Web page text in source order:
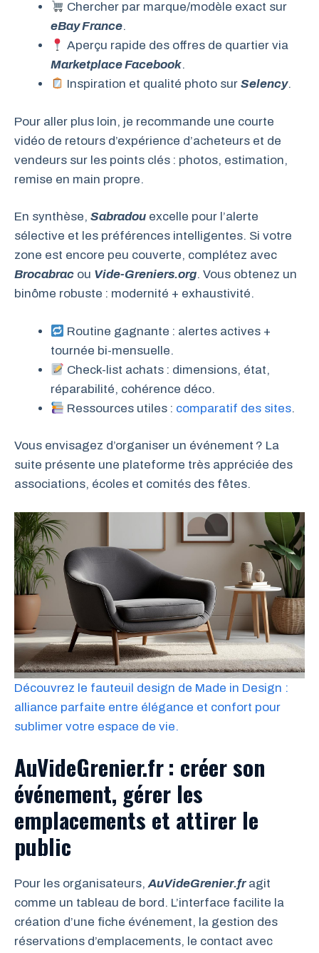
Chercher par marque/modèle exact sur
eBay France.
Aperçu rapide des offres de quartier via
Marketplace Facebook.
Inspiration et qualité photo surSelency.
Pour aller plus loin, je recommande une courte
vidéo de retours d’expérience d’acheteurs et de
vendeurs sur les points clés : photos, estimation,
remise en main propre.
En synthèse, Sabradou excelle pour l’alerte
sélective et les préférences intelligentes. Si votre
zone est encore peu couverte, complétez avec
Brocabrac ou Vide-Greniers.org. Vous obtenez un
binôme robuste : modernité + exhaustivité.
Routine gagnante : alertes actives +
tournée bi-mensuelle.
Check-list achats : dimensions, état,
réparabilité, cohérence déco.
Ressources utiles : comparatif des sites.
Vous envisagez d’organiser un événement ? La
suite présente une plateforme très appréciée des
associations, écoles et comités des fêtes.
Découvrez le fauteuil design de Made in Design :
alliance parfaite entre élégance et confort pour
sublimer votre espace de vie.
AuVideGrenier.fr : créer son
événement, gérer les
emplacements et attirer le
public
Pour les organisateurs,AuVideGrenier.fragit
comme un tableau de bord. L’interface facilite la
création d’une fiche événement, la gestion des
réservations d’emplacements, le contact avec